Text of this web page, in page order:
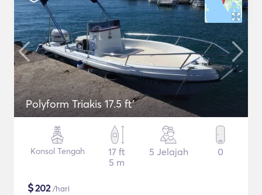
Polyform Triakis 17.5 ft'
Konsol Tengah
17 ft
5 m
5 Jelajah 0
$202/hari